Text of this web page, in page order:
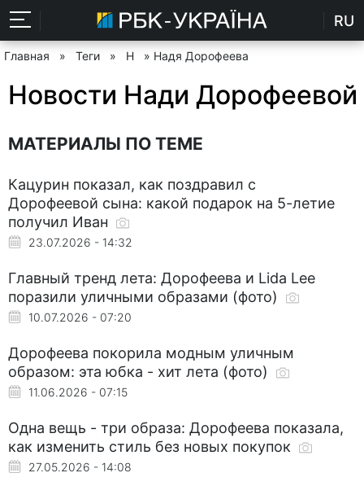
RU
Главная » Теги » Н » Надя Дорофеева
Новости Нади Дорофеевой
МАТЕРИАЛЫ ПО ТЕМЕ
Кацурин показал, как поздравил с
Дорофеевой сына: какой подарок на 5-летие
получил Иван
23.07.2026 - 14:32
Главный тренд лета: Дорофеева и Lida Lee
поразили уличными образами (фото)
10.07.2026 - 07:20
Дорофеева покорила модным уличным
образом: эта юбка - хит лета (фото)
11.06.2026 - 07:15
Одна вещь - три образа: Дорофеева показала,
как изменить стиль без новых покупок
27.05.2026 - 14:08